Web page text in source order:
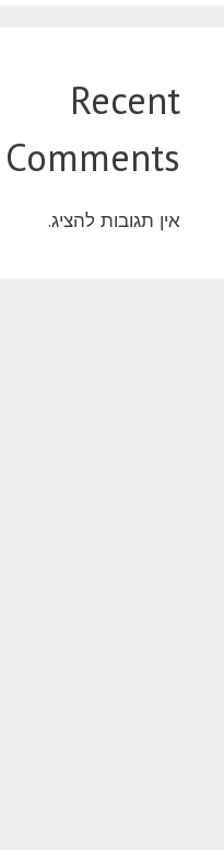
Recent
Comments
אין תגובות להציג.